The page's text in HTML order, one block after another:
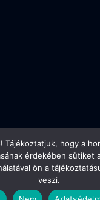
- Adipex Retard,
20mg
Tájékoztatjuk, hogy a
érdekében sütiket
ön a
veszi.